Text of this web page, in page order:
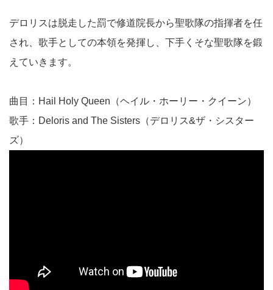
デロリスは脱走した罰で修道院長から聖歌隊の指揮者を任
され、歌手としての本領を発揮し、下手くそな聖歌隊を鍛
えていきます。
曲目：Hail Holy Queen（ヘイル・ホーリー・クイーン）
歌手：Deloris and The Sisters（デロリス&ザ・シスター
ズ）